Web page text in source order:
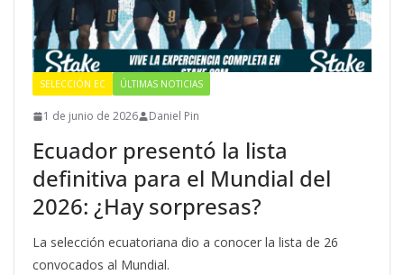
SELECCIÓN EC ÚLTIMAS NOTICIAS
1 de junio de 2026 Daniel Pin
Ecuador presentó la lista
definitiva para el Mundial del
2026: ¿Hay sorpresas?
La selección ecuatoriana dio a conocer la lista de 26
convocados al Mundial.